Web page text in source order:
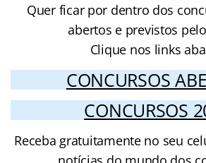
Quer ficar por dentro dos
abertos e previstos
Clique nos links
CONCURSOS
CONCURSOS
Receba gratuitamente no seu